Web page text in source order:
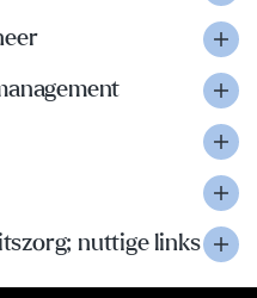
nuttige links